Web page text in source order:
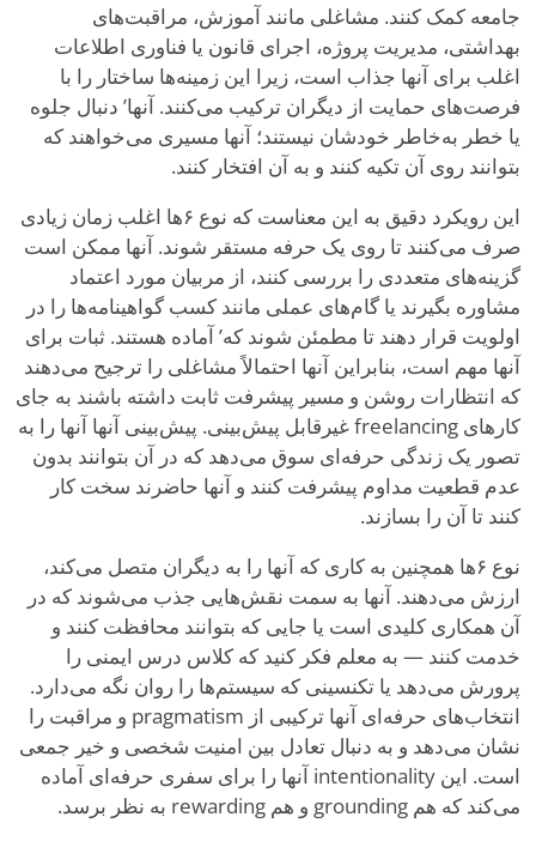
جامعه کمک کنند. مشاغلی مانند آموزش، مراقبت‌های
بهداشتی، مدیریت پروژه، اجرای قانون یا فناوری اطلاعات
اغلب برای آنها جذاب است، زیرا این زمینه‌ها ساختار را با
فرصت‌های حمایت از دیگران ترکیب می‌کنند. آنها’ دنبال جلوه
یا خطر به‌خاطر خودشان نیستند؛ آنها مسیری می‌خواهند که
بتوانند روی آن تکیه کنند و به آن افتخار کنند.
این رویکرد دقیق به این معناست که نوع ۶ها اغلب زمان زیادی
صرف می‌کنند تا روی یک حرفه مستقر شوند. آنها ممکن است
گزینه‌های متعددی را بررسی کنند، از مربیان مورد اعتماد
مشاوره بگیرند یا گام‌های عملی مانند کسب گواهینامه‌ها را در
اولویت قرار دهند تا مطمئن شوند که’آماده هستند. ثبات برای
آنها مهم است، بنابراین آنها احتمالاً مشاغلی را ترجیح می‌دهند
که انتظارات روشن و مسیر پیشرفت ثابت داشته باشند به جای
کارهای freelancing غیرقابل پیش‌بینی. پیش‌بینی آنها آنها را به
تصور یک زندگی حرفه‌ای سوق می‌دهد که در آن بتوانند بدون
عدم قطعیت مداوم پیشرفت کنند و آنها حاضرند سخت کار
کنند تا آن را بسازند.
نوع ۶ها همچنین به کاری که آنها را به دیگران متصل می‌کند،
ارزش می‌دهند. آنها به سمت نقش‌هایی جذب می‌شوند که در
آن همکاری کلیدی است یا جایی که بتوانند محافظت کنند و
خدمت کنند — به معلم فکر کنید که کلاس درس ایمنی را
پرورش می‌دهد یا تکنسینی که سیستم‌ها را روان نگه می‌دارد.
انتخاب‌های حرفه‌ای آنها ترکیبی از pragmatism و مراقبت را
نشان می‌دهد و به دنبال تعادل بین امنیت شخصی و خیر جمعی
است. این intentionality آنها را برای سفری حرفه‌ای آماده
می‌کند که هم grounding و هم rewarding به نظر برسد.